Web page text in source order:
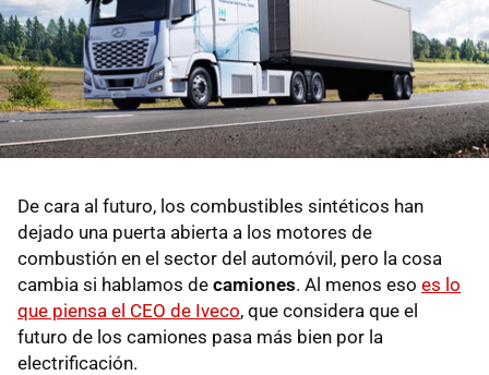
De cara al futuro, los combustibles sintéticos han
dejado una puerta abierta a los motores de
combustión en el sector del automóvil, pero la cosa
cambia si hablamos de camiones. Al menos eso es lo
que piensa el CEO de Iveco, que considera que el
futuro de los camiones pasa más bien por la
electrificación.